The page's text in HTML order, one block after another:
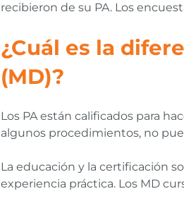
recibieron de su PA. Los
¿Cuál es la
(MD)?
Los PA están calificados para
algunos procedimientos, no
La educación y la certificación
experiencia práctica. Los MD